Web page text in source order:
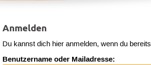
Anmelden
Du kannst dich hier anmelden, wenn du bereits
Benutzername oder Mailadresse: